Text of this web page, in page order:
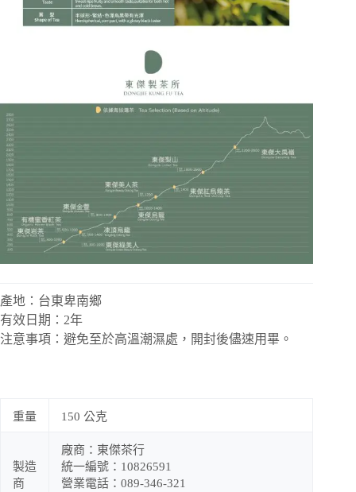
產地：台東卑南鄉
有效日期：2年
注意事項：避免至於高溫潮濕處，開封後儘速用畢。
重量 150 公克
製造
商
廠商：東傑茶行
統一編號：10826591
營業電話：089-346-321